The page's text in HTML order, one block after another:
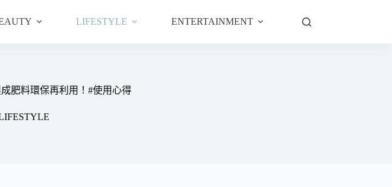
LIFESTYLE ENTERTAINMENT
肥料環保再利用！#使用心得